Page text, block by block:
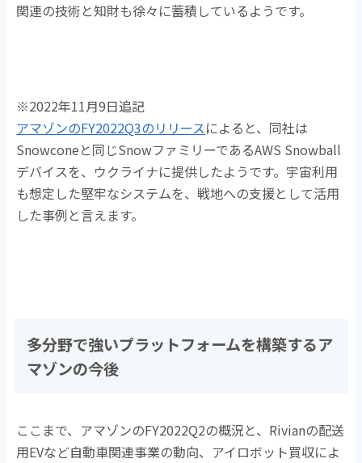
関連の技術と知財も徐々に蓄積しているようです。
※2022年11月9日追記
アマゾンのFY2022Q3のリリースによると、同社は
Snowconeと同じSnowファミリーであるAWS Snowball
デバイスを、ウクライナに提供したようです。宇宙利用
も想定した堅牢なシステムを、戦地への支援として活用
した事例と言えます。
多分野で強いプラットフォームを構築するア
マゾンの今後
ここまで、アマゾンのFY2022Q2の概況と、Rivianの配送
用EVなど自動車関連事業の動向、アイロボット買収によ